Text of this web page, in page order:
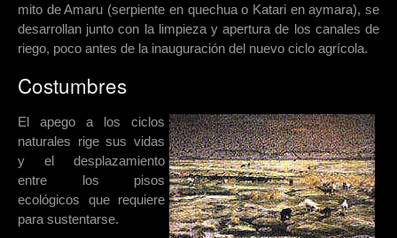
mito de Amaru (serpiente en quechua o Katari en aymara), se
desarrollan junto con la limpieza y apertura de los canales de
riego, poco antes de la inauguración del nuevo ciclo agrícola.
Costumbres
El apego a los ciclos
naturales rige sus vidas
y el desplazamiento
entre los pisos
ecológicos que requiere
para sustentarse.